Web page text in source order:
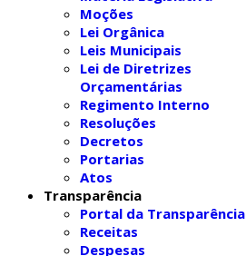
Moções
Lei Orgânica
Leis Municipais
Lei de Diretrizes
Orçamentárias
Regimento Interno
Resoluções
Decretos
Portarias
Atos
Transparência
Portal da Transparência
Receitas
Despesas